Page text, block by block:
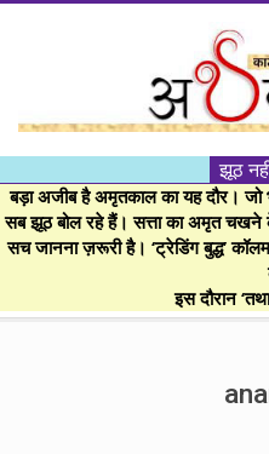
।।
BE
झूठ
बड़ा अजीब है अमृतकाल का यह दौर।
सब झूठ बोल रहे हैं। सत्ता का अमृत चखने
सच जानना ज़रूरी है। ‘ट्रेडिंग बुद्ध’
इस दौरान